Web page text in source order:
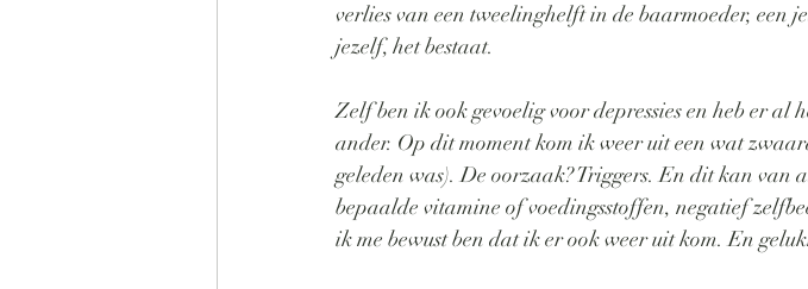
verlies van een tweelinghelft in de baarmoeder, een
jezelf, het bestaat.
Zelf ben ik ook gevoelig voor depressies en heb er
ander. Op dit moment kom ik weer uit een wat
geleden was). De oorzaak? Triggers. En dit kan van
bepaalde vitamine of voedingsstoffen, negatief
ik me bewust ben dat ik er ook weer uit kom. En